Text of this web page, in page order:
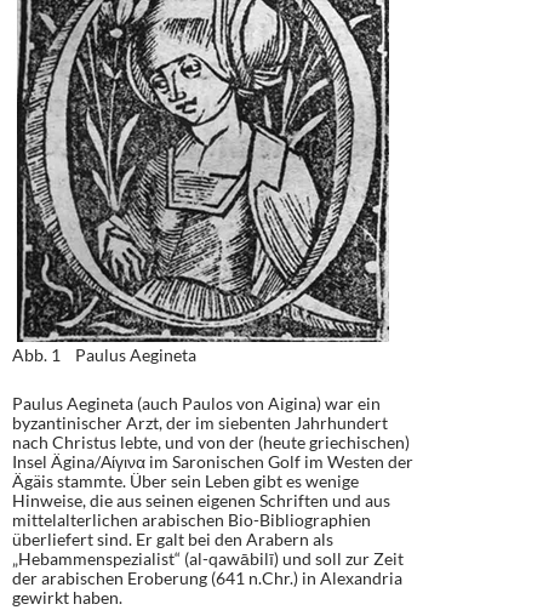
Abb. 1 Paulus Aegineta
Paulus Aegineta (auch Paulos von Aigina) war ein
byzantinischer Arzt, der im siebenten Jahrhundert
nach Christus lebte, und von der (heute griechischen)
Insel Ägina/Αίγινα im Saronischen Golf im Westen der
Ägäis stammte. Über sein Leben gibt es wenige
Hinweise, die aus seinen eigenen Schriften und aus
mittelalterlichen arabischen Bio-Bibliographien
überliefert sind. Er galt bei den Arabern als
„Hebammenspezialist“ (al-qawābilī) und soll zur Zeit
der arabischen Eroberung (641 n.Chr.) in Alexandria
gewirkt haben.